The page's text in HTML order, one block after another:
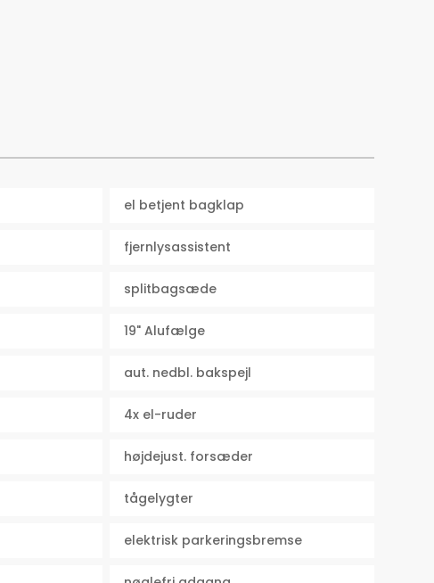
el betjent bagklap
fjernlysassistent
splitbagsæde
19" Alufælge
aut. nedbl. bakspejl
4x el-ruder
højdejust. forsæder
tågelygter
elektrisk parkeringsbremse